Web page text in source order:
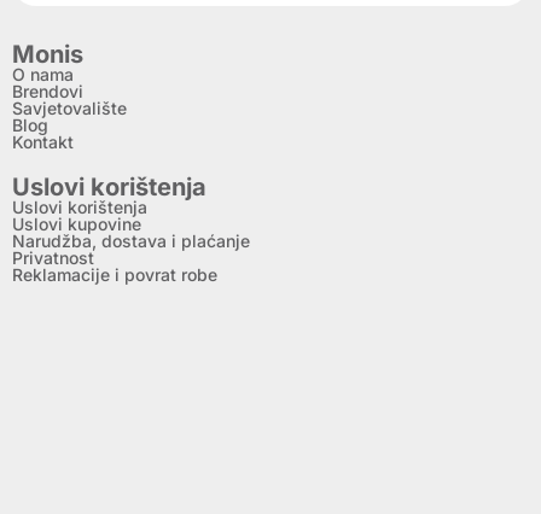
Monis
O nama
Brendovi
Savjetovalište
Blog
Kontakt
Uslovi korištenja
Uslovi korištenja
Uslovi kupovine
Narudžba, dostava i plaćanje
Privatnost
Reklamacije i povrat robe